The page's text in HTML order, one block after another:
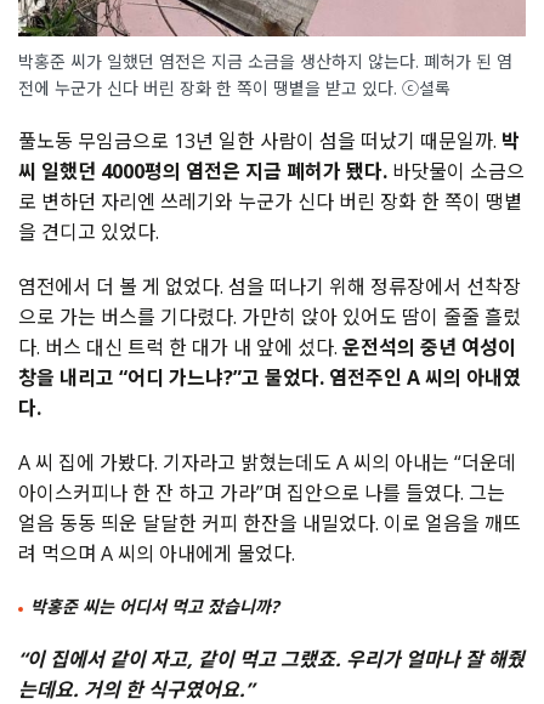
박홍준 씨가 일했던 염전은 지금 소금을 생산하지 않는다. 폐허가 된 염
전에 누군가 신다 버린 장화 한 쪽이 땡볕을 받고 있다. ⓒ셜록
풀노동 무임금으로 13년 일한 사람이 섬을 떠났기 때문일까. 박
씨 일했던 4000평의 염전은 지금 폐허가 됐다. 바닷물이 소금으
로 변하던 자리엔 쓰레기와 누군가 신다 버린 장화 한 쪽이 땡볕
을 견디고 있었다.
염전에서 더 볼 게 없었다. 섬을 떠나기 위해 정류장에서 선착장
으로 가는 버스를 기다렸다. 가만히 앉아 있어도 땀이 줄줄 흘렀
다. 버스 대신 트럭 한 대가 내 앞에 섰다. 운전석의 중년 여성이
창을 내리고 “어디 가느냐?”고 물었다. 염전주인 A 씨의 아내였
다.
A 씨 집에 가봤다. 기자라고 밝혔는데도 A 씨의 아내는 “더운데
아이스커피나 한 잔 하고 가라”며 집안으로 나를 들였다. 그는
얼음 동동 띄운 달달한 커피 한잔을 내밀었다. 이로 얼음을 깨뜨
려 먹으며 A 씨의 아내에게 물었다.
박홍준 씨는 어디서 먹고 잤습니까?
“이 집에서 같이 자고, 같이 먹고 그랬죠. 우리가 얼마나 잘 해줬
는데요. 거의 한 식구였어요.”